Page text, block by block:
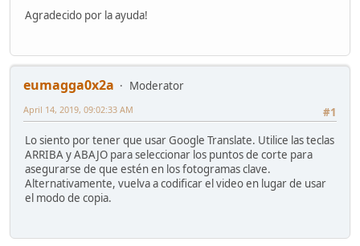
Agradecido por la ayuda!
eumagga0x2a
Moderator
#1
April 14, 2019, 09:02:33 AM
Lo siento por tener que usar Google Translate. Utilice las teclas
ARRIBA y ABAJO para seleccionar los puntos de corte para
asegurarse de que estén en los fotogramas clave.
Alternativamente, vuelva a codificar el video en lugar de usar
el modo de copia.